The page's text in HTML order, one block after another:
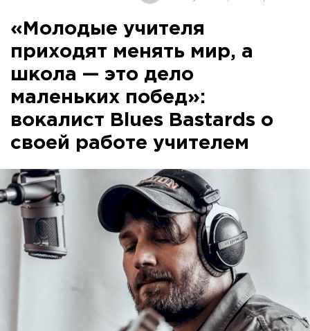
«Молодые учителя
приходят менять мир, а
школа — это дело
маленьких побед»:
вокалист Blues Bastards о
своей работе учителем